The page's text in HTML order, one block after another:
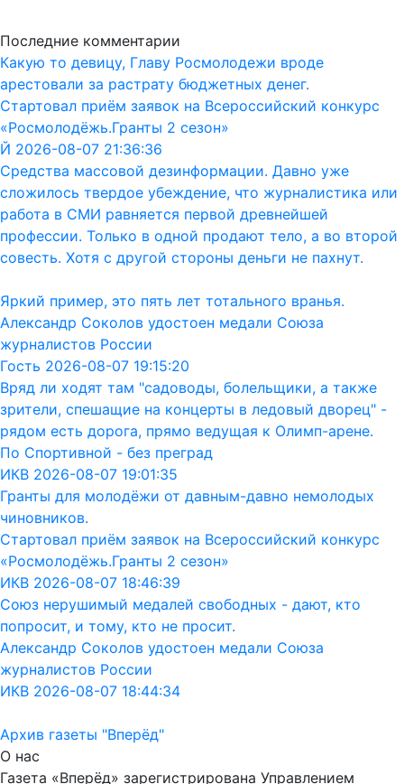
Последние комментарии
Какую то девицу, Главу Росмолодежи вроде
арестовали за растрату бюджетных денег.
Стартовал приём заявок на Всероссийский конкурс
«Росмолодёжь.Гранты 2 сезон»
Й 2026-08-07 21:36:36
Средства массовой дезинформации. Давно уже
сложилось твердое убеждение, что журналистика или
работа в СМИ равняется первой древнейшей
профессии. Только в одной продают тело, а во второй
совесть. Хотя с другой стороны деньги не пахнут.
Яркий пример, это пять лет тотального вранья.
Александр Соколов удостоен медали Союза
журналистов России
Гость 2026-08-07 19:15:20
Вряд ли ходят там "садоводы, болельщики, а также
зрители, спешащие на концерты в ледовый дворец" -
рядом есть дорога, прямо ведущая к Олимп-арене.
По Спортивной - без преград
ИКВ 2026-08-07 19:01:35
Гранты для молодёжи от давным-давно немолодых
чиновников.
Стартовал приём заявок на Всероссийский конкурс
«Росмолодёжь.Гранты 2 сезон»
ИКВ 2026-08-07 18:46:39
Союз нерушимый медалей свободных - дают, кто
попросит, и тому, кто не просит.
Александр Соколов удостоен медали Союза
журналистов России
ИКВ 2026-08-07 18:44:34
Архив газеты "Вперёд"
О нас
Газета «Вперёд» зарегистрирована Управлением